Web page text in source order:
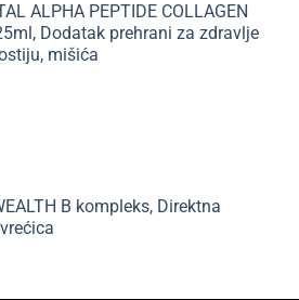
ALPHA PEPTIDE COLLAGEN
Dodatak prehrani za zdravlje
mišića
B kompleks, Direktna